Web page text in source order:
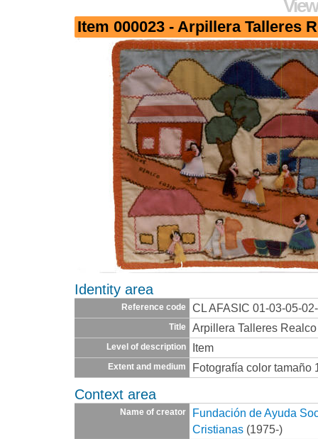
Item 000023 - Arpillera Talleres
Identity area
Reference code CL AFASIC 01-03-05-
Title Arpillera Talleres
Level of description Item
Extent and medium Fotografía color tamaño
Context area
Name of creator
Fundación de Ayuda
Cristianas (1975-)